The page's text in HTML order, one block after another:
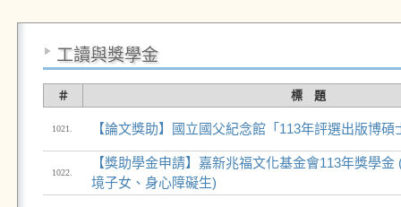
工讀與獎學金
＃ 標 題
1021. 【論文獎助】國立國父紀念館「113年評選出版博
1022.
【獎助學金申請】嘉新兆福文化基金會113年獎學
境子女、身心障礙生)